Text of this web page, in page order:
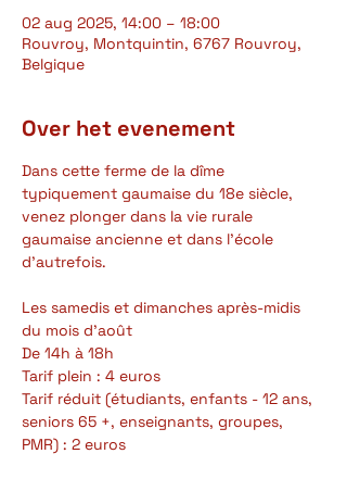
02 aug 2025, 14:00 – 18:00
Rouvroy, Montquintin, 6767 Rouvroy,
Belgique
Over het evenement
Dans cette ferme de la dîme
typiquement gaumaise du 18e siècle,
venez plonger dans la vie rurale
gaumaise ancienne et dans l'école
d'autrefois.
Les samedis et dimanches après-midis
du mois d'août
De 14h à 18h
Tarif plein : 4 euros
Tarif réduit (étudiants, enfants - 12 ans,
seniors 65 +, enseignants, groupes,
PMR) : 2 euros